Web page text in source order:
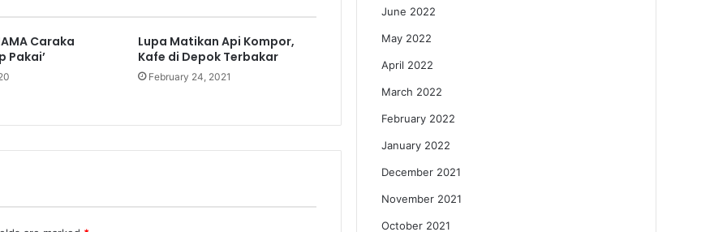
Caraka
Pakai’
Lupa Matikan Api Kompor,
Kafe di Depok Terbakar
February 24, 2021
June 2022
May 2022
April 2022
March 2022
February 2022
January 2022
December 2021
November 2021
October 2021